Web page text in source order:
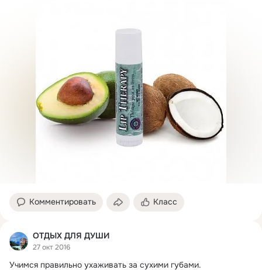
Комментировать Класс
ОТДЫХ ДЛЯ ДУШИ
27 окт 2016
Учимся правильно ухаживать за сухими губами.